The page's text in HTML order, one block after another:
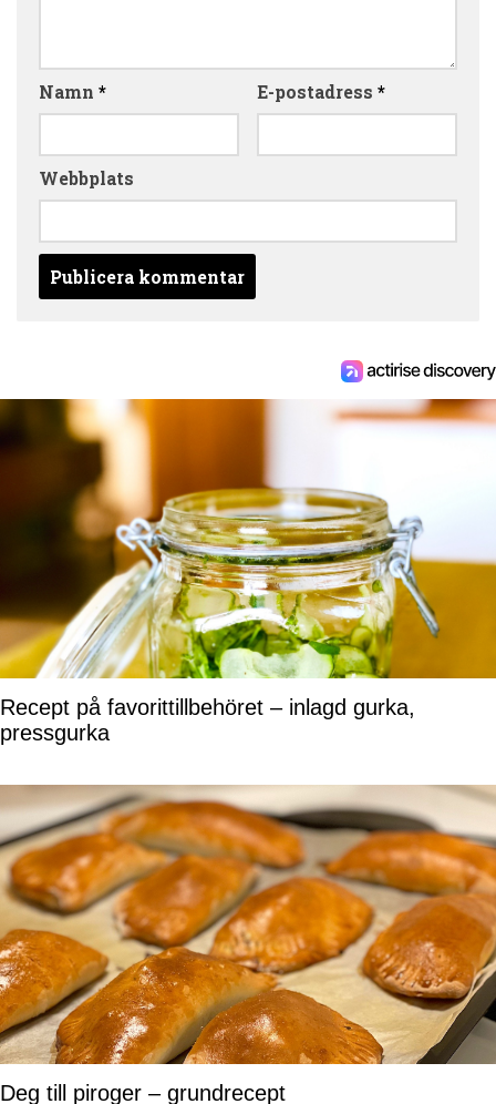
Namn * E-postadress *
Webbplats
Recept på favorittillbehöret – inlagd gurka,
pressgurka
Deg till piroger – grundrecept